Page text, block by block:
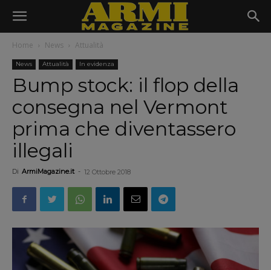
Home News Attualità
News Attualità In evidenza
Bump stock: il flop della
consegna nel Vermont
prima che diventassero
illegali
Di ArmiMagazine.it - 12 Ottobre 2018